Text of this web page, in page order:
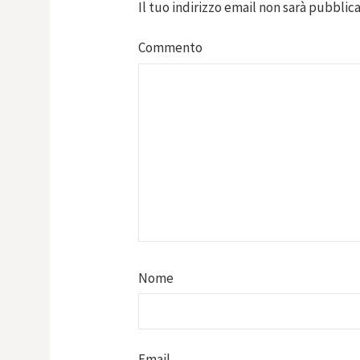
Il tuo indirizzo email non sarà
Commento
Nome